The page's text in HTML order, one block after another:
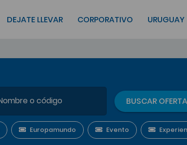
DEJATE LLEVAR CORPORATIVO URUGUAY
BUSCAR
Europamundo Evento